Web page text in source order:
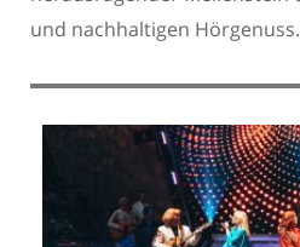
und nachhaltigen Hörgenuss.